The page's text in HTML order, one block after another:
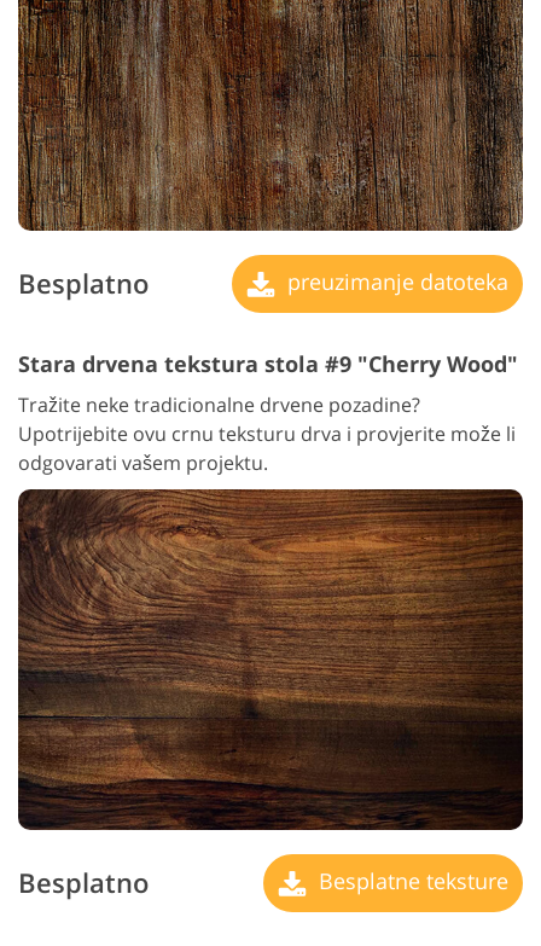
Besplatno preuzimanje datoteka
Stara drvena tekstura stola #9 "Cherry Wood"
Tražite neke tradicionalne drvene pozadine?
Upotrijebite ovu crnu teksturu drva i provjerite može li
odgovarati vašem projektu.
Besplatno Besplatne teksture